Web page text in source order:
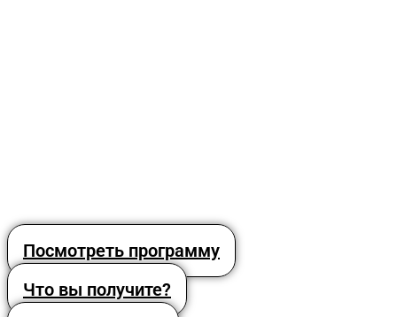
Посмотреть программу
Что вы получите?